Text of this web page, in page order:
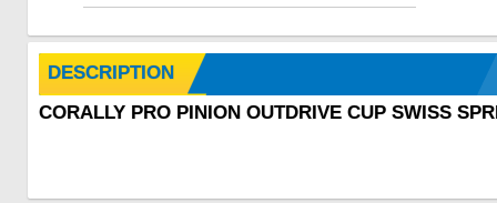
DESCRIPTION
CORALLY PRO PINION OUTDRIVE CUP SWISS